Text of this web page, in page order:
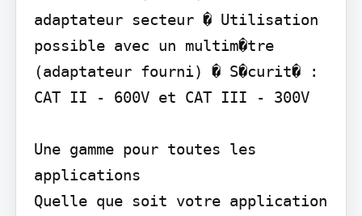
adaptateur secteur � Utilisation
possible avec un multim�tre
(adaptateur fourni) � S�curit� :
CAT II - 600V et CAT III - 300V
Une gamme pour toutes les
applications
Quelle que soit votre application